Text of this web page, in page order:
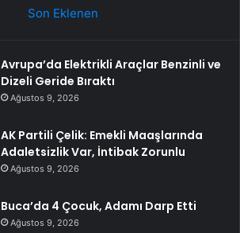
Son Eklenen
Avrupa’da Elektrikli Araçlar Benzinli ve
Dizeli Geride Bıraktı
Ağustos 9, 2026
AK Partili Çelik: Emekli Maaşlarında
Adaletsizlik Var, İntibak Zorunlu
Ağustos 9, 2026
Buca’da 4 Çocuk, Adamı Darp Etti
Ağustos 9, 2026